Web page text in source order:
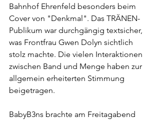
Bahnhof Ehrenfeld besonders beim
Cover von "Denkmal". Das TRÄNEN-
Publikum war durchgängig textsicher,
was Frontfrau Gwen Dolyn sichtlich
stolz machte. Die vielen Interaktionen
zwischen Band und Menge haben zur
allgemein erheiterten Stimmung
beigetragen.
BabyB3ns brachte am Freitagabend